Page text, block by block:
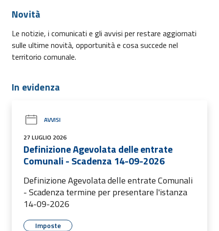
Novità
Le notizie, i comunicati e gli avvisi per restare aggiornati
sulle ultime novità, opportunità e cosa succede nel
territorio comunale.
In evidenza
AVVISI
27 LUGLIO 2026
Definizione Agevolata delle entrate
Comunali - Scadenza 14-09-2026
Definizione Agevolata delle entrate Comunali
- Scadenza termine per presentare l'istanza
14-09-2026
Imposte